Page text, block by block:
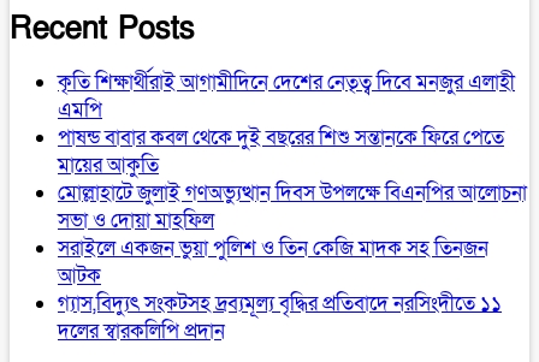
Recent Posts
কৃতি শিক্ষার্থীরাই আগামীদিনে দেশের নেতৃত্ব দিবে মনজুর এলাহী
এমপি
পাষন্ড বাবার কবল থেকে দুই বছরের শিশু সন্তানকে ফিরে পেতে
মায়ের আকুতি
মোল্লাহাটে জুলাই গণঅভ্যুত্থান দিবস উপলক্ষে বিএনপির আলোচনা
সভা ও দোয়া মাহফিল
সরাইলে একজন ভুয়া পুলিশ ও তিন কেজি মাদক সহ তিনজন
আটক
গ্যাস,বিদ্যুৎ সংকটসহ দ্রব্যমূল্য বৃদ্ধির প্রতিবাদে নরসিংদীতে ১১
দলের স্বারকলিপি প্রদান